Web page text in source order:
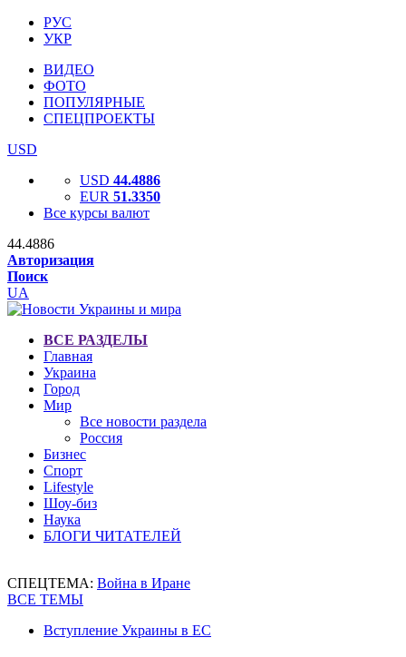
РУС
УКР
ВИДЕО
ФОТО
ПОПУЛЯРНЫЕ
СПЕЦПРОЕКТЫ
USD
USD 44.4886
EUR 51.3350
Все курсы валют
44.4886
Авторизация
Поиск
UA
ВСЕ РАЗДЕЛЫ
Главная
Украина
Город
Мир
Все новости раздела
Россия
Бизнес
Спорт
Lifestyle
Шоу-биз
Наука
БЛОГИ ЧИТАТЕЛЕЙ
СПЕЦТЕМА: Война в Иране
ВСЕ ТЕМЫ
Вступление Украины в ЕС